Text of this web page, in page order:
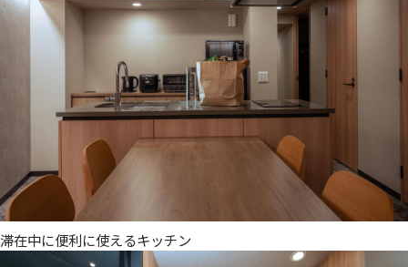
滞在中に便利に使えるキッチン